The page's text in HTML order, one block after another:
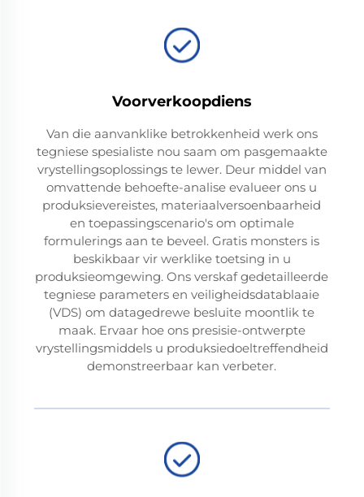
Voorverkoopdiens
Van die aanvanklike betrokkenheid werk ons
tegniese spesialiste nou saam om pasgemaakte
vrystellingsoplossings te lewer. Deur middel van
omvattende behoefte-analise evalueer ons u
produksievereistes, materiaalversoenbaarheid
en toepassingscenario's om optimale
formulerings aan te beveel. Gratis monsters is
beskikbaar vir werklike toetsing in u
produksieomgewing. Ons verskaf gedetailleerde
tegniese parameters en veiligheidsdatablaaie
(VDS) om datagedrewe besluite moontlik te
maak. Ervaar hoe ons presisie-ontwerpte
vrystellingsmiddels u produksiedoeltreffendheid
demonstreerbaar kan verbeter.